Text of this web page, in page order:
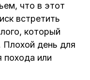
что в этот
встретить
который
Плохой день для
похода или